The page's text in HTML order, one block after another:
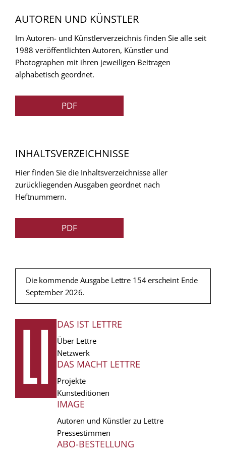
AUTOREN UND KÜNSTLER
Im Autoren- und Künstlerverzeichnis finden Sie alle seit
1988 veröffentlichten Autoren, Künstler und
Photographen mit ihren jeweiligen Beitragen
alphabetisch geordnet.
PDF
INHALTSVERZEICHNISSE
Hier finden Sie die Inhaltsverzeichnisse aller
zurückliegenden Ausgaben geordnet nach
Heftnummern.
PDF
Die kommende Ausgabe Lettre 154 erscheint Ende
September 2026.
FUSSZEILE
DAS IST LETTRE
Über Lettre
Netzwerk
DAS MACHT LETTRE
Projekte
Kunsteditionen
IMAGE
Autoren und Künstler zu Lettre
Pressestimmen
ABO-BESTELLUNG